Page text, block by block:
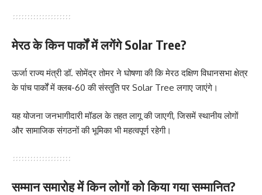
मेरठ के किन पार्कों में लगेंगे Solar Tree?
ऊर्जा राज्य मंत्री डॉ. सोमेंद्र तोमर ने घोषणा की कि मेरठ दक्षिण विधानसभा क्षेत्र
के पांच पार्कों में क्लब-60 की संस्तुति पर Solar Tree लगाए जाएंगे।
यह योजना जनभागीदारी मॉडल के तहत लागू की जाएगी, जिसमें स्थानीय लोगों
और सामाजिक संगठनों की भूमिका भी महत्वपूर्ण रहेगी।
सम्मान समारोह में किन लोगों को किया गया सम्मानित?